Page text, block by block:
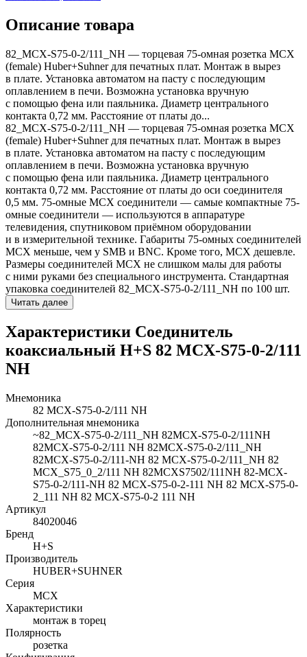
Описание товара
82_MCX-S75-0-2/111_NH — торцевая 75-омная розетка MCX
(female) Huber+Suhner для печатных плат. Монтаж в вырез
в плате. Установка автоматом на пасту с последующим
оплавлением в печи. Возможна установка вручную
с помощью фена или паяльника. Диаметр центрального
контакта 0,72 мм. Расстояние от платы до...
82_MCX-S75-0-2/111_NH — торцевая 75-омная розетка MCX
(female) Huber+Suhner для печатных плат. Монтаж в вырез
в плате. Установка автоматом на пасту с последующим
оплавлением в печи. Возможна установка вручную
с помощью фена или паяльника. Диаметр центрального
контакта 0,72 мм. Расстояние от платы до оси соединителя
0,5 мм. 75-омные MCX соединители — самые компактные 75-
омные соединители — используются в аппаратуре
телевидения, спутниковом приёмном оборудовании
и в измерительной технике. Габариты 75-омных соединителей
MCX меньше, чем у SMB и BNC. Кроме того, MCX дешевле.
Размеры соединителей MCX не слишком малы для работы
с ними руками без специального инструмента. Стандартная
упаковка соединителей 82_MCX-S75-0-2/111_NH по 100 шт.
Читать далее
Характеристики Соединитель
коаксиальный H+S 82 MCX-S75-0-2/111
NH
Мнемоника
82 MCX-S75-0-2/111 NH
Дополнительная мнемоника
~82_MCX-S75-0-2/111_NH 82MCX-S75-0-2/111NH
82MCX-S75-0-2/111 NH 82MCX-S75-0-2/111_NH
82MCX-S75-0-2/111-NH 82 MCX-S75-0-2/111_NH 82
MCX_S75_0_2/111 NH 82MCXS7502/111NH 82-MCX-
S75-0-2/111-NH 82 MCX-S75-0-2-111 NH 82 MCX-S75-0-
2_111 NH 82 MCX-S75-0-2 111 NH
Артикул
84020046
Бренд
H+S
Производитель
HUBER+SUHNER
Серия
MCX
Характеристики
монтаж в торец
Полярность
розетка